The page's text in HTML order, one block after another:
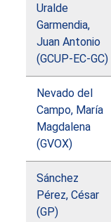
Uralde
Garmendia,
Juan Antonio
(GCUP-EC-GC)
Nevado del
Campo, María
Magdalena
(GVOX)
Sánchez
Pérez, César
(GP)